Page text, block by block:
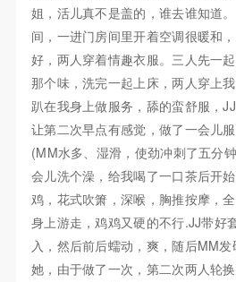
姐，活儿真不是盖的，谁去谁知道
间，一进门房间里开着空调很暖和
好，两人穿着情趣衣服。三人先一
那个味，洗完一起上床，两人穿上
趴在我身上做服务，舔的蛮舒服，
让第二次早点有感觉，做了一会儿
(MM水多、湿滑，使劲冲刺了五分
会儿洗个澡，给我喝了一口茶后开
鸡，花式吹箫，深喉，胸推按摩，
身上游走，鸡鸡又硬的不行.JJ带好
入，然后前后蠕动，爽，随后MM
她，由于做了一次，第二次两人轮